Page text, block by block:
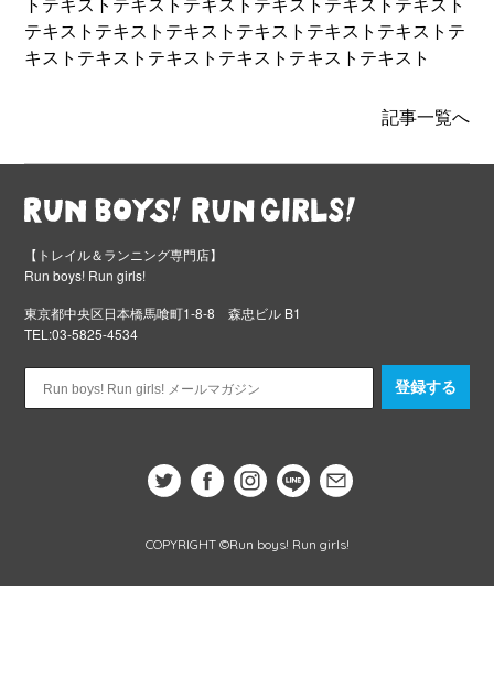
テキストテキストテキストテキストテキストテキストテ
キストテキストテキストテキストテキストテキスト
記事一覧へ
【トレイル＆ランニング専門店】
Run boys! Run girls!
東京都中央区日本橋馬喰町1-8-8 森忠ビル B1
TEL:03-5825-4534
登録する
COPYRIGHT ©Run boys! Run girls!